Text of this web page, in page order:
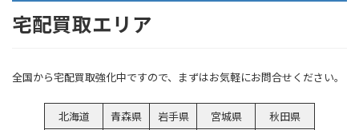
宅配買取エリア
全国から宅配買取強化中ですので、まずはお気軽にお問合せください。
北海道 青森県 岩手県 宮城県
秋田県